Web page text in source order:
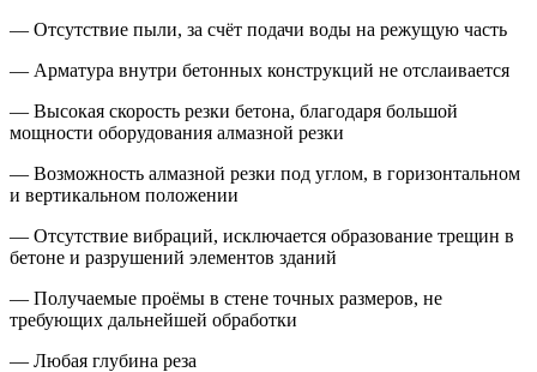
— Отсутствие пыли, за счёт подачи воды на режущую часть
— Арматура внутри бетонных конструкций не отслаивается
— Высокая скорость резки бетона, благодаря большой
мощности оборудования алмазной резки
— Возможность алмазной резки под углом, в горизонтальном
и вертикальном положении
— Отсутствие вибраций, исключается образование трещин в
бетоне и разрушений элементов зданий
— Получаемые проёмы в стене точных размеров, не
требующих дальнейшей обработки
— Любая глубина реза